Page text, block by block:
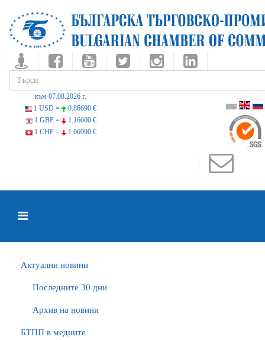
към 07.08.2026 г.
1 USD =
0.86690 €
1 GBP =
1.16600 €
1 CHF =
1.06990 €
Актуални новини
Последните 30 дни
Архив на новини
БTПП в медиите